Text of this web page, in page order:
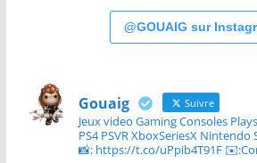
@GOUAIG sur
Gouaig Suivre
Jeux video Gaming Consoles
PS4 PSVR XboxSeriesX Nintendo
📸: https://t.co/uPpib4T91F